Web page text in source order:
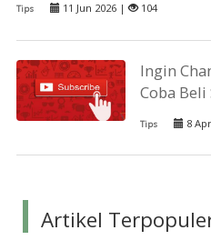
Tips 11 Jun 2026 | 104
Ingin
Coba
Tips 8
Artikel